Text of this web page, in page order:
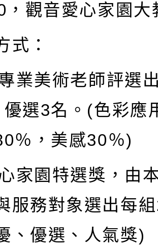
，觀音愛心家園大
式：
業美術老師評選
優選3名。(色彩應
％，美感30％)
家園特選獎，由
服務對象選出每
、優選、人氣獎)